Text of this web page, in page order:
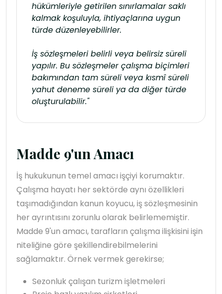
hükümleriyle getirilen sınırlamalar saklı
kalmak koşuluyla, ihtiyaçlarına uygun
türde düzenleyebilirler.
İş sözleşmeleri belirli veya belirsiz süreli
yapılır. Bu sözleşmeler çalışma biçimleri
bakımından tam süreli veya kısmî süreli
yahut deneme süreli ya da diğer türde
oluşturulabilir."
Madde 9'un Amacı
İş hukukunun temel amacı işçiyi korumaktır.
Çalışma hayatı her sektörde aynı özellikleri
taşımadığından kanun koyucu, iş sözleşmesinin
her ayrıntısını zorunlu olarak belirlememiştir.
Madde 9'un amacı, tarafların çalışma ilişkisini işin
niteliğine göre şekillendirebilmelerini
sağlamaktır. Örnek vermek gerekirse;
Sezonluk çalışan turizm işletmeleri